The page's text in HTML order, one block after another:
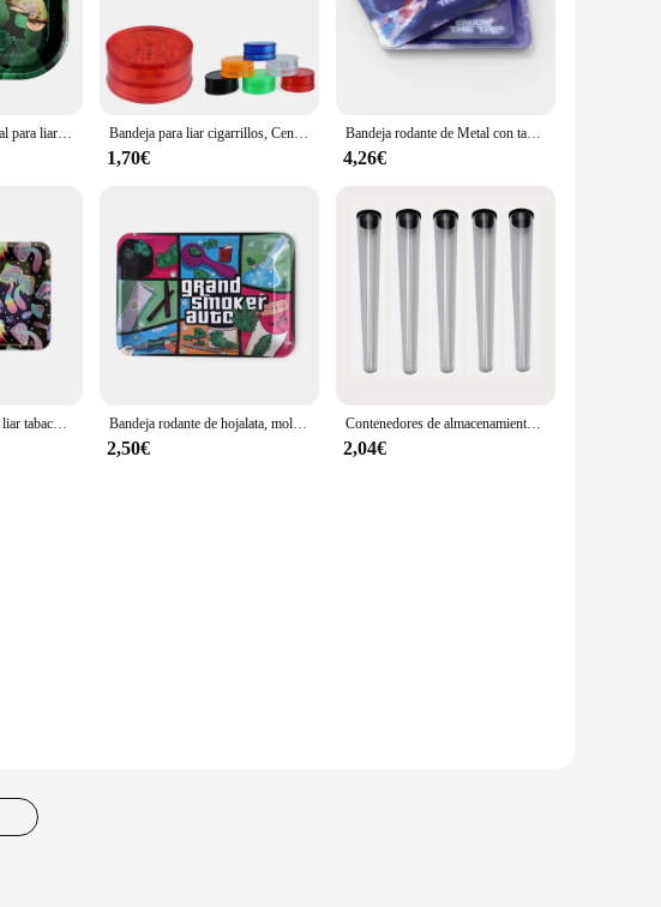
Jackal-bandeja de Metal para liar tabaco, accesorios para fumar, plato de almacenamiento de estaño, contenedor de rodillo pequeño, 18x14cm, nuevo Bandeja para liar cigarrillos, Cenicero de hojalata, caja de tabaco, tubo de almacenamiento de sellado, accesorios de Einstein
1,70€
Bandeja rodante de Metal con tapa magnética a prueba de derrames, accesorios para fumar, 18x12,5 cm
4,26€
Bandeja de Metal para liar tabaco, herramienta de hojalata para almacenamiento de accesorios para fumar, 180x125MM Bandeja rodante de hojalata, molinillo de fumar, almacenamiento de cigarrillos, accesorios de papel, bandejas de Metal, placa personalizada, 18x12,5 cm
2,50€
Contenedores de almacenamiento herméticos de 5 piezas, soportes a prueba de olores con bandeja de Metal para liar tabaco, accesorios para fumar
2,04€